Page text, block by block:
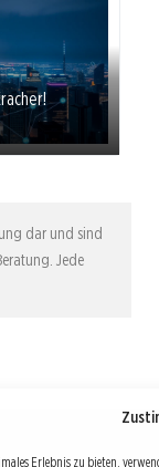
Erlebnis zu bieten,
dar und sind
Jede